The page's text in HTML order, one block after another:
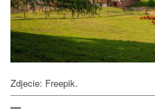
Zdjecie: Freepik.